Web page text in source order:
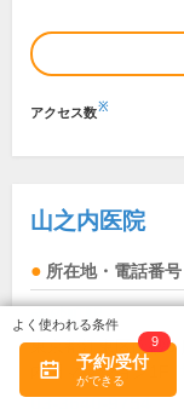
アクセス数※
山之内医院
所在地・電話番号
南砂町駅
東京都江東区南砂6
内田マンション1F
03-3640-9754
予約/受付
9